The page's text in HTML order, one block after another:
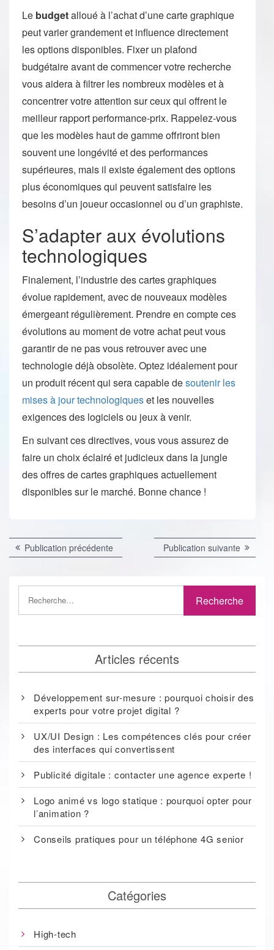
Le budgetalloué à l’achat d’une carte graphique
peut varier grandement et influence directement
les options disponibles. Fixer un plafond
budgétaire avant de commencer votre recherche
vous aidera à filtrer les nombreux modèles et à
concentrer votre attention sur ceux qui offrent le
meilleur rapport performance-prix. Rappelez-vous
que les modèles haut de gamme offriront bien
souvent une longévité et des performances
supérieures, mais il existe également des options
plus économiques qui peuvent satisfaire les
besoins d’un joueur occasionnel ou d’un graphiste.
S’adapter aux évolutions
technologiques
Finalement, l’industrie des cartes graphiques
évolue rapidement, avec de nouveaux modèles
émergeant régulièrement. Prendre en compte ces
évolutions au moment de votre achat peut vous
garantir de ne pas vous retrouver avec une
technologie déjà obsolète. Optez idéalement pour
un produit récent qui sera capable desoutenir les
mises à jour technologiqueset les nouvelles
exigences des logiciels ou jeux à venir.
En suivant ces directives, vous vous assurez de
faire un choix éclairé et judicieux dans la jungle
des offres de cartes graphiques actuellement
disponibles sur le marché. Bonne chance !
Navigation
l’article
Publication précédentePublication
précédente :
Publication suivante
Articles récents
Développement sur-mesure : pourquoi choisir des
experts pour votre projet digital ?
UX/UI Design : Les compétences clés pour créer
des interfaces qui convertissent
Publicité digitale : contacter une agence experte !
Logo animé vs logo statique : pourquoi opter pour
l’animation ?
Conseils pratiques pour un téléphone 4G senior
Catégories
High-tech